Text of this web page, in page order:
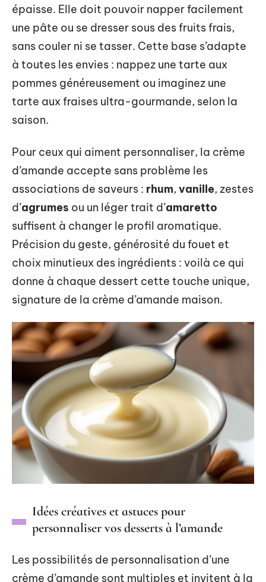
épaisse. Elle doit pouvoir napper facilement
une pâte ou se dresser sous des fruits frais,
sans couler ni se tasser. Cette base s’adapte
à toutes les envies : nappez une tarte aux
pommes généreusement ou imaginez une
tarte aux fraises ultra-gourmande, selon la
saison.
Pour ceux qui aiment personnaliser, la crème
d’amande accepte sans problème les
associations de saveurs : rhum, vanille, zestes
d’agrumes ou un léger trait d’amaretto
suffisent à changer le profil aromatique.
Précision du geste, générosité du fouet et
choix minutieux des ingrédients : voilà ce qui
donne à chaque dessert cette touche unique,
signature de la crème d’amande maison.
Idées créatives et astuces pour
personnaliser vos desserts à l’amande
Les possibilités de personnalisation d’une
crème d’amande sont multiples et invitent à la